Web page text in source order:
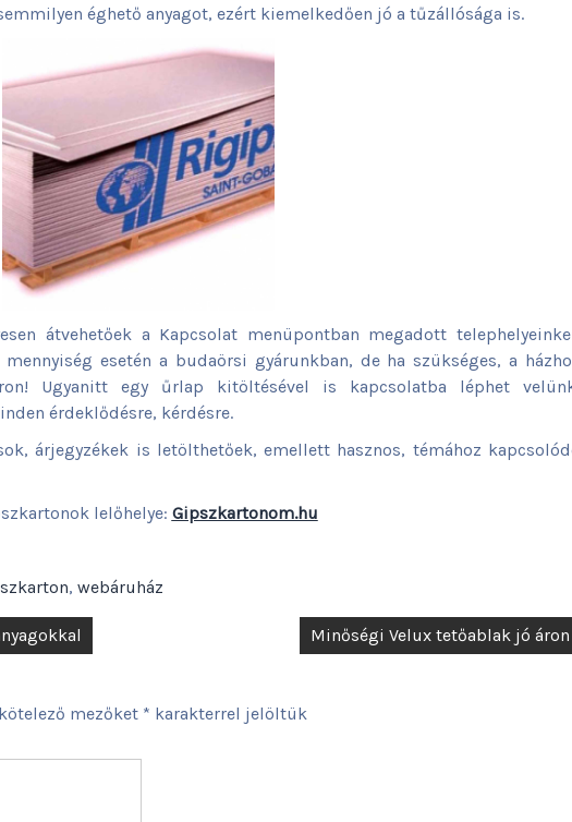
éghető anyagot, ezért kiemelkedően jó a tűzállósága is.
átvehetőek a Kapcsolat menüpontban megadott
esetén a budaörsi gyárunkban, de ha szükséges, a
Ugyanitt egy űrlap kitöltésével is kapcsolatba léphet
érdeklődésre, kérdésre.
árjegyzékek is letölthetőek, emellett hasznos, témához
lelőhelye: Gipszkartonom.hu
, webáruház
Minőségi Velux tetőablak jó áron
mezőket * karakterrel jelöltük